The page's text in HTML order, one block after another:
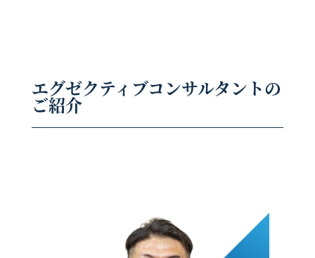
エグゼクティブコンサルタントの
ご紹介